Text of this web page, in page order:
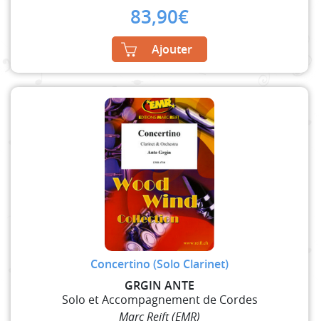
83,90€
Ajouter
Concertino (Solo Clarinet)
GRGIN ANTE
Solo et Accompagnement de Cordes
Marc Reift (EMR)